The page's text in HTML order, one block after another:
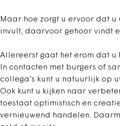
Maar hoe zorgt u ervoor dat u
invult, daarvoor gehoor vindt
Allereerst gaat het erom dat u
In contacten met burgers of
collega’s kunt u natuurlijk op
Ook kunt u kijken naar
toestaat optimistisch en
vernieuwend handelen.